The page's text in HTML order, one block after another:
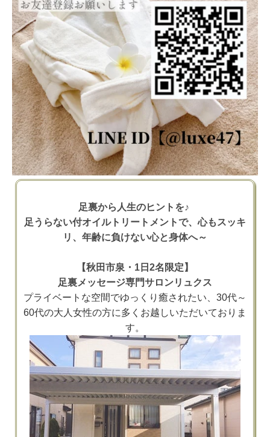
足裏から人生のヒントを♪
足うらない付オイルトリートメントで、心もスッキ
リ、年齢に負けない心と身体へ～
【秋田市泉・1日2名限定】
足裏メッセージ専門サロンリュクス
プライベートな空間でゆっくり癒されたい、30代～
60代の大人女性の方に多くお越しいただいておりま
す。